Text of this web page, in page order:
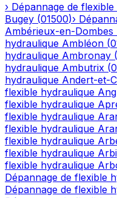
› Dépannage de
Bugey (01500)›
Ambérieux-en-Dombes
hydraulique Ambléon (
hydraulique Ambronay (
hydraulique Ambutrix (
hydraulique Andert-et-
flexible hydraulique
flexible hydraulique
flexible hydraulique
flexible hydraulique
flexible hydraulique
flexible hydraulique
flexible hydraulique
Dépannage de flexible
Dépannage de flexible